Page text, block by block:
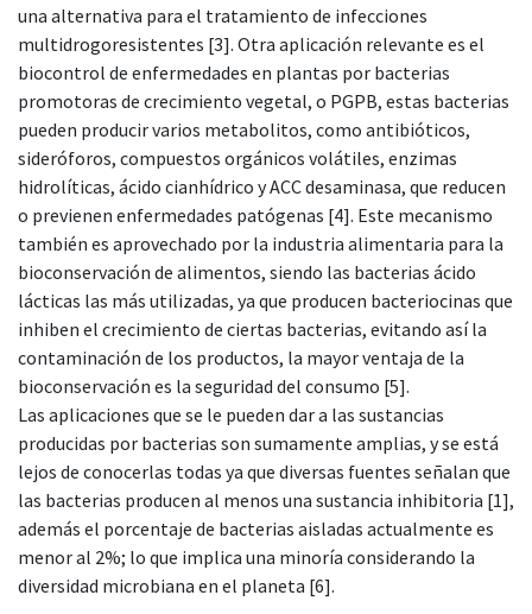
una alternativa para el tratamiento de infecciones
multidrogoresistentes [3]. Otra aplicación relevante es el
biocontrol de enfermedades en plantas por bacterias
promotoras de crecimiento vegetal, o PGPB, estas bacterias
pueden producir varios metabolitos, como antibióticos,
sideróforos, compuestos orgánicos volátiles, enzimas
hidrolíticas, ácido cianhídrico y ACC desaminasa, que reducen
o previenen enfermedades patógenas [4]. Este mecanismo
también es aprovechado por la industria alimentaria para la
bioconservación de alimentos, siendo las bacterias ácido
lácticas las más utilizadas, ya que producen bacteriocinas que
inhiben el crecimiento de ciertas bacterias, evitando así la
contaminación de los productos, la mayor ventaja de la
bioconservación es la seguridad del consumo [5].
Las aplicaciones que se le pueden dar a las sustancias
producidas por bacterias son sumamente amplias, y se está
lejos de conocerlas todas ya que diversas fuentes señalan que
las bacterias producen al menos una sustancia inhibitoria [1],
además el porcentaje de bacterias aisladas actualmente es
menor al 2%; lo que implica una minoría considerando la
diversidad microbiana en el planeta [6].